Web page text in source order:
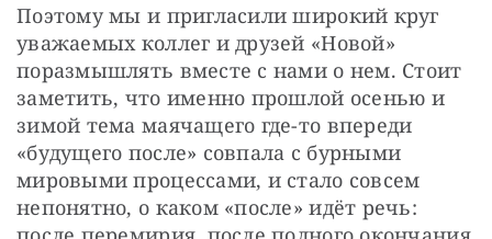
Поэтому мы и пригласили широкий круг
уважаемых коллег и друзей «Новой»
поразмышлять вместе с нами о нем. Стоит
заметить, что именно прошлой осенью и
зимой тема маячащего где-то впереди
«будущего после» совпала с бурными
мировыми процессами, и стало совсем
непонятно, о каком «после» идёт речь: